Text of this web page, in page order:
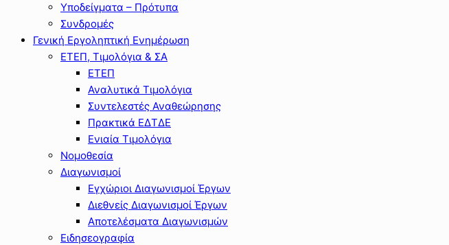
Υποδείγματα – Πρότυπα
Συνδρομές
Γενική Εργοληπτική Ενημέρωση
ΕΤΕΠ, Τιμολόγια & ΣΑ
ΕΤΕΠ
Αναλυτικά Τιμολόγια
Συντελεστές Αναθεώρησης
Πρακτικά ΕΔΤΔΕ
Ενιαία Τιμολόγια
Νομοθεσία
Διαγωνισμοί
Εγχώριοι Διαγωνισμοί Έργων
Διεθνείς Διαγωνισμοί Έργων
Αποτελέσματα Διαγωνισμών
Ειδησεογραφία